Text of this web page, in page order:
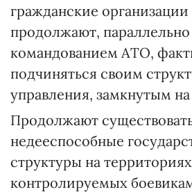
гражданские
продолжают, параллельно
командованием АТО,
подчиняться своим
управления, замкнутым
Продолжают
недееспособные
структуры на
контролируемых